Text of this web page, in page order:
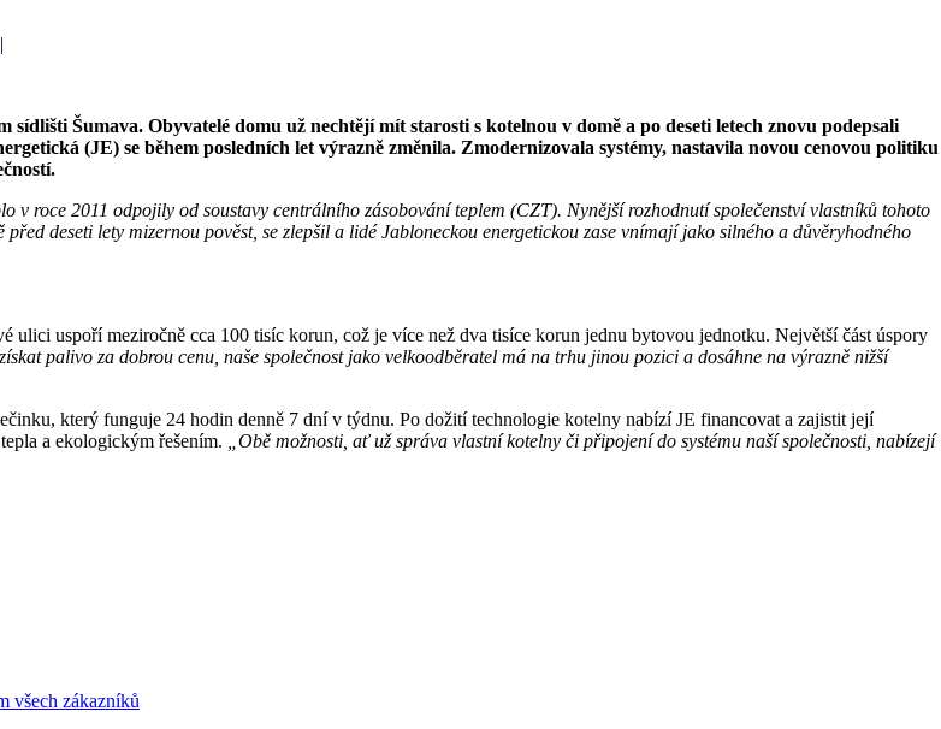
|
Šumava. Obyvatelé domu už nechtějí mít starosti s kotelnou v domě a po deseti letech znovu podepsali
(JE) se během posledních let výrazně změnila. Zmodernizovala systémy, nastavila novou cenovou politiku
v roce 2011 odpojily od soustavy centrálního zásobování teplem (CZT). Nynější rozhodnutí společenství vlastníků tohoto
deseti lety mizernou pověst, se zlepšil a lidé Jabloneckou energetickou zase vnímají jako silného a důvěryhodného
uspoří meziročně cca 100 tisíc korun, což je více než dva tisíce korun jednu bytovou jednotku. Největší část úspory
palivo za dobrou cenu, naše společnost jako velkoodběratel má na trhu jinou pozici a dosáhne na výrazně nižší
který funguje 24 hodin denně 7 dní v týdnu. Po dožití technologie kotelny nabízí JE financovat a zajistit její
a ekologickým řešením.
„Obě možnosti, ať už správa vlastní kotelny či připojení do systému naší společnosti, nabízejí